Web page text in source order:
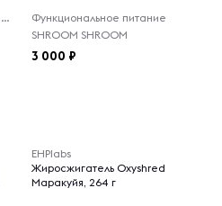
Предтренировочные комплексы
Функциональное питание
SHROOM SHROOM
3 000
EHPlabs
Жиросжигатель Oxyshred
Маракуйя, 264 г